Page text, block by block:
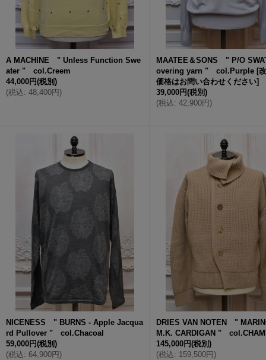
A MACHINE " Unless Function Swe
ater " col.Creem
44,000円(税別)
(税込: 48,400円)
MAATEE＆SONS " P/O
overing yarn " col.Purple [
価格はお問い合わせください]
39,000円(税別)
(税込: 42,900円)
NICENESS " BURNS - Apple Jacqua
rd Pullover " col.Chacoal
59,000円(税別)
(税込: 64,900円)
DRIES VAN NOTEN "
M.K. CARDIGAN "
145,000円(税別)
(税込: 159,500円)